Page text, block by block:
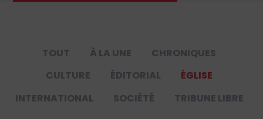
TOUT À LA UNE
CHRONIQUES
CULTURE
ÉDITORIAL
ÉGLISE
INTERNATIONAL
SOCIÉTÉ TRIBUNE LIBRE